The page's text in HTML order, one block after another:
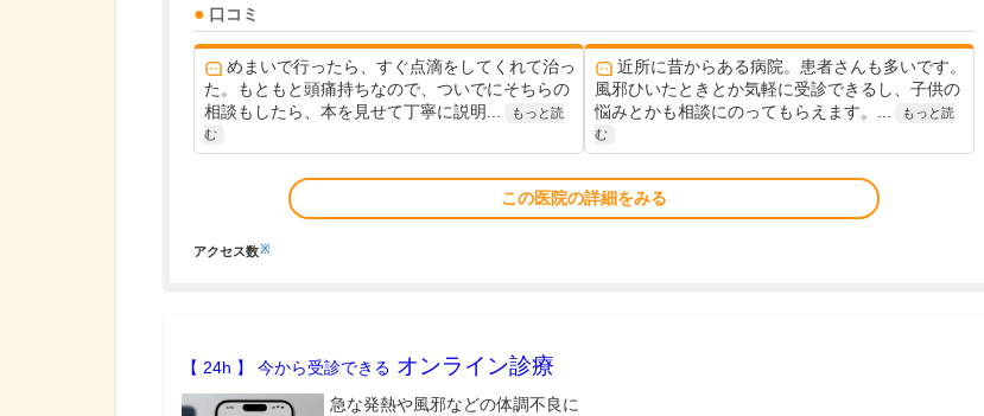
口コミ
めまいで行ったら、すぐ点滴をしてくれて治っ
た。もともと頭痛持ちなので、ついでにそちらの
相談もしたら、本を見せて丁寧に説明...
もっと読
む
近所に昔からある病院。患者さんも多いです。
風邪ひいたときとか気軽に受診できるし、子供の
悩みとかも相談にのってもらえます。...
もっと読
む
この医院の詳細をみる
アクセス数※
【 24h 】 今から受診できる オンライン診療
急な発熱や風邪などの体調不良に